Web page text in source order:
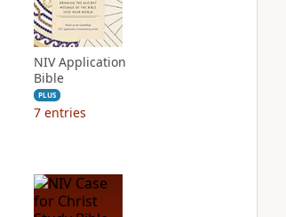
NIV Application
Bible
PLUS
7 entries